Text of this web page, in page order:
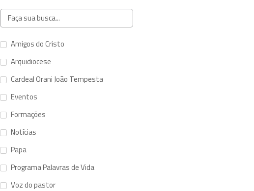
Amigos do Cristo
Arquidiocese
Cardeal Orani João Tempesta
Eventos
Formações
Notícias
Papa
Programa Palavras de Vida
Voz do pastor